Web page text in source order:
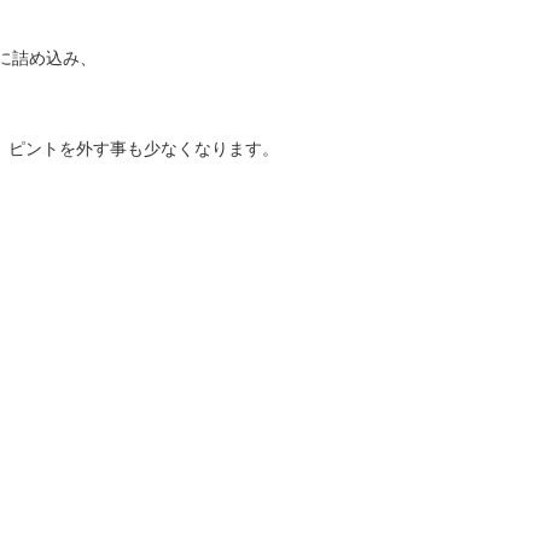
め込み、
ントを外す事も少なくなります。